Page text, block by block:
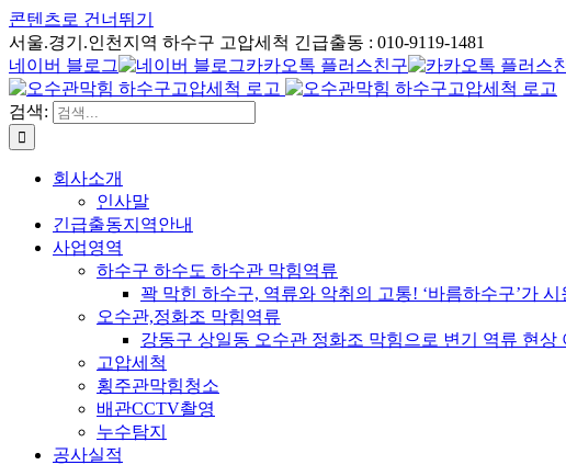
콘텐츠로 건너뛰기
서울.경기.인천지역 하수구 고압세척 긴급출동 : 010-9119-1481
네이버 블로그
카카오톡 플러스친구
검색:
회사소개
인사말
긴급출동지역안내
사업영역
하수구 하수도 하수관 막힘역류
꽉 막힌 하수구, 역류와 악취의 고통! ‘바름하수구’가
오수관,정화조 막힘역류
강동구 상일동 오수관 정화조 막힘으로 변기 역류 현상
고압세척
횡주관막힘청소
배관CCTV촬영
누수탐지
공사실적